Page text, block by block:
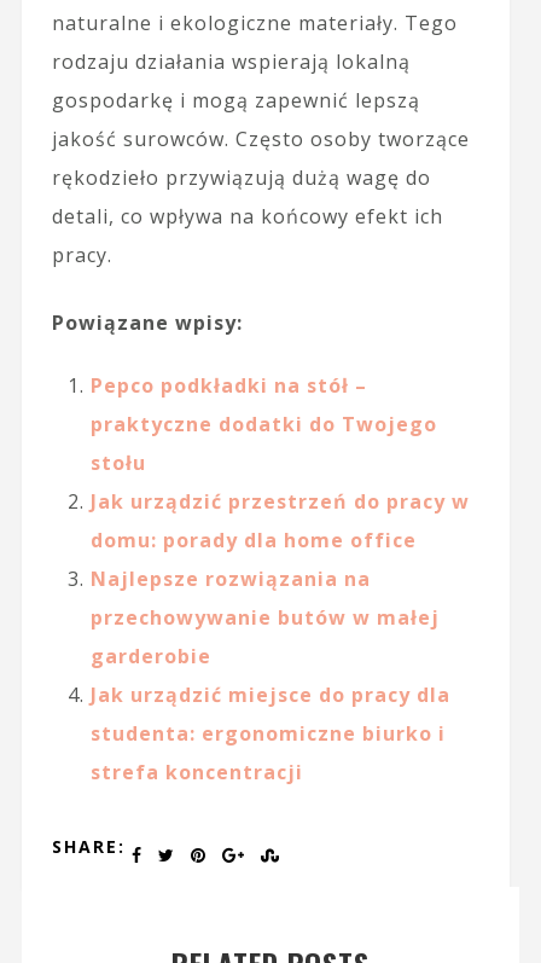
naturalne i ekologiczne materiały. Tego
rodzaju działania wspierają lokalną
gospodarkę i mogą zapewnić lepszą
jakość surowców. Często osoby tworzące
rękodzieło przywiązują dużą wagę do
detali, co wpływa na końcowy efekt ich
pracy.
Powiązane wpisy:
Pepco podkładki na stół –
praktyczne dodatki do Twojego
stołu
Jak urządzić przestrzeń do pracy w
domu: porady dla home office
Najlepsze rozwiązania na
przechowywanie butów w małej
garderobie
Jak urządzić miejsce do pracy dla
studenta: ergonomiczne biurko i
strefa koncentracji
SHARE: